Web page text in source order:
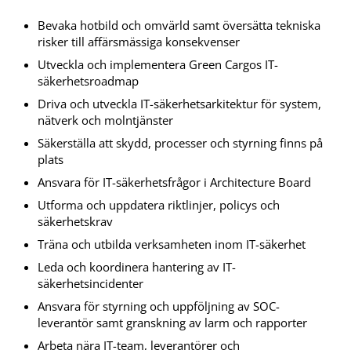
Bevaka hotbild och omvärld samt översätta tekniska
risker till affärsmässiga konsekvenser
Utveckla och implementera Green Cargos IT-
säkerhetsroadmap
Driva och utveckla IT-säkerhetsarkitektur för system,
nätverk och molntjänster
Säkerställa att skydd, processer och styrning finns på
plats
Ansvara för IT-säkerhetsfrågor i Architecture Board
Utforma och uppdatera riktlinjer, policys och
säkerhetskrav
Träna och utbilda verksamheten inom IT-säkerhet
Leda och koordinera hantering av IT-
säkerhetsincidenter
Ansvara för styrning och uppföljning av SOC-
leverantör samt granskning av larm och rapporter
Arbeta nära IT-team, leverantörer och